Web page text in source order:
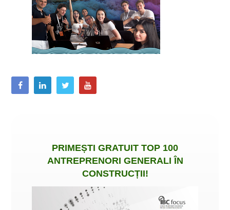
PRIMEȘTI GRATUIT TOP 100
ANTREPRENORI GENERALI ÎN
CONSTRUCȚII!